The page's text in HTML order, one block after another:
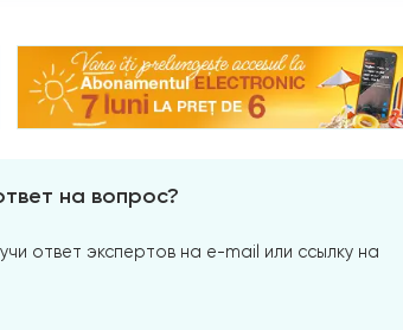
на вопрос?
ответ экспертов на e-mail или ссылку на